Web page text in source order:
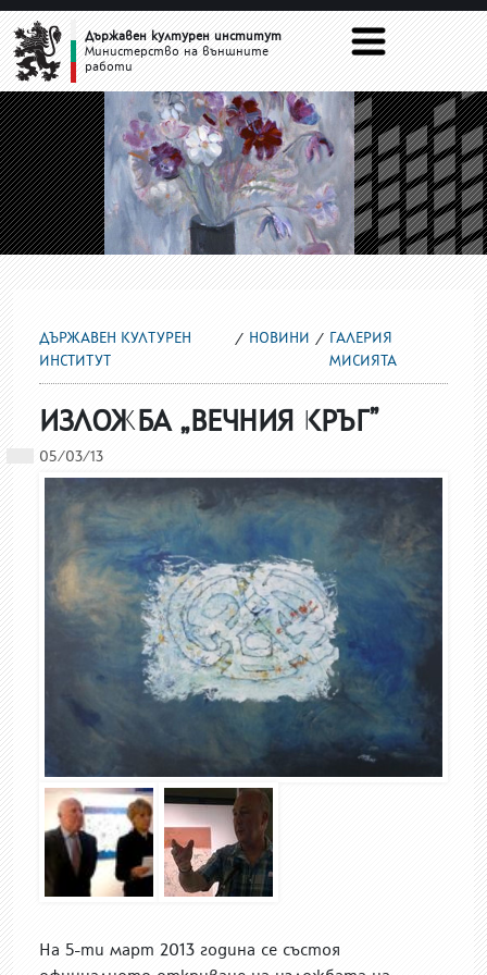
ГАЛЕРИЯ МИСИЯТА
Държавен културен институт
Министерство на външните
работи
ДЪРЖАВЕН КУЛТУРЕН
ИНСТИТУТ
НОВИНИ
ГАЛЕРИЯ
МИСИЯТА
ИЗЛОЖБА „ВЕЧНИЯ КРЪГ”
05/03/13
На 5-ти март 2013 година се състоя